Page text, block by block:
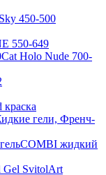
450-500
550-649
Cat Holo Nude 700-
краска
гели, Френч-
COMBI жидкий